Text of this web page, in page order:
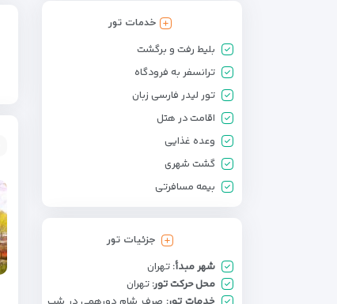
خدمات تور
بلیط رفت و برگشت
ترانسفر به فرودگاه
تور لیدر فارسی زبان
اقامت در هتل
وعده غذایی
گشت شهری
بیمه مسافرتی
جزئیات تور
شهر مبدأ: تهران
محل حرکت تور: تهران